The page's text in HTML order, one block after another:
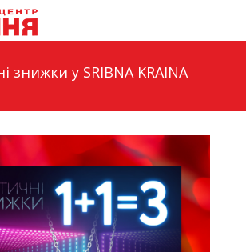
знижки у SRIBNA KRAINA